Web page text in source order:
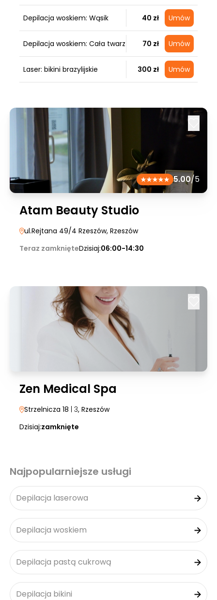
Depilacja woskiem: Wąsik 40 zł Umów
Depilacja woskiem: Cała twarz 70 zł Umów
Laser: bikini brazylijskie 300 zł Umów
5.00/5
Atam Beauty Studio
ul.Rejtana 49/4 Rzeszów, Rzeszów
Teraz zamknięteDzisiaj:06:00-14:30
Zen Medical Spa
Strzelnicza 18 | 3, Rzeszów
Dzisiaj:zamknięte
Najpopularniejsze usługi
Depilacja laserowa
Depilacja woskiem
Depilacja pastą cukrową
Depilacja bikini